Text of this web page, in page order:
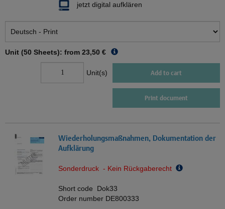
jetzt digital aufklären
Unit (50 Sheets): from 23,50 €
Unit(s) Add to cart
Print document
Wiederholungsmaßnahmen, Dokumentation der
Aufklärung
Sonderdruck - Kein Rückgaberecht
Short code Dok33
Order number DE800333